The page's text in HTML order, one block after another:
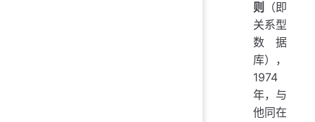
则
（即
关系型
数据
库），
1974
年，与
他同在